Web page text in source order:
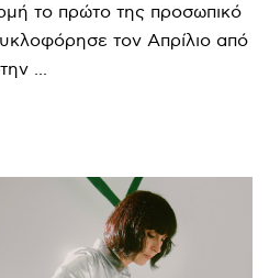
το πρώτο της προσωπικό
τον Απρίλιο από
την ...